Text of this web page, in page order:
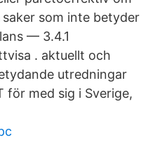
som inte betyder
— 3.4.1
. aktuellt och
utredningar
för med sig i Sverige,